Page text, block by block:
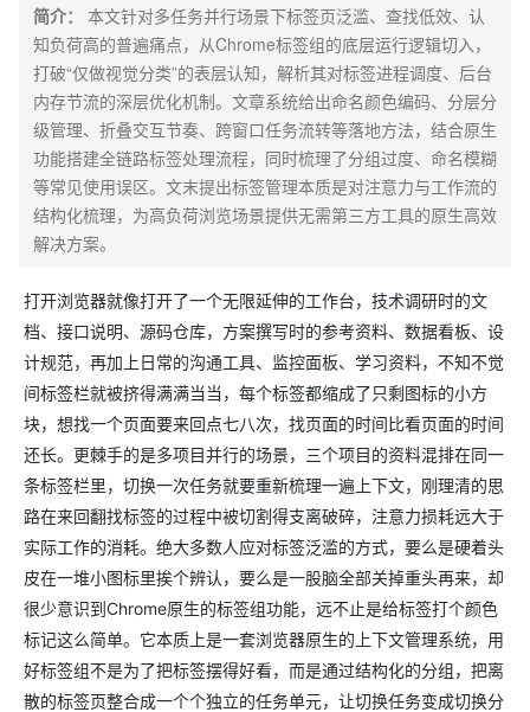
简介：
本文针对多任务并行场景下标签页泛滥、查找低效、认
知负荷高的普遍痛点，从Chrome标签组的底层运行逻辑切入，
打破“仅做视觉分类”的表层认知，解析其对标签进程调度、后台
内存节流的深层优化机制。文章系统给出命名颜色编码、分层分
级管理、折叠交互节奏、跨窗口任务流转等落地方法，结合原生
功能搭建全链路标签处理流程，同时梳理了分组过度、命名模糊
等常见使用误区。文末提出标签管理本质是对注意力与工作流的
结构化梳理，为高负荷浏览场景提供无需第三方工具的原生高效
解决方案。
打开浏览器就像打开了一个无限延伸的工作台，技术调研时的文
档、接口说明、源码仓库，方案撰写时的参考资料、数据看板、设
计规范，再加上日常的沟通工具、监控面板、学习资料，不知不觉
间标签栏就被挤得满满当当，每个标签都缩成了只剩图标的小方
块，想找一个页面要来回点七八次，找页面的时间比看页面的时间
还长。更棘手的是多项目并行的场景，三个项目的资料混排在同一
条标签栏里，切换一次任务就要重新梳理一遍上下文，刚理清的思
路在来回翻找标签的过程中被切割得支离破碎，注意力损耗远大于
实际工作的消耗。绝大多数人应对标签泛滥的方式，要么是硬着头
皮在一堆小图标里挨个辨认，要么是一股脑全部关掉重头再来，却
很少意识到Chrome原生的标签组功能，远不止是给标签打个颜色
标记这么简单。它本质上是一套浏览器原生的上下文管理系统，用
好标签组不是为了把标签摆得好看，而是通过结构化的分组，把离
散的标签页整合成一个个独立的任务单元，让切换任务变成切换分